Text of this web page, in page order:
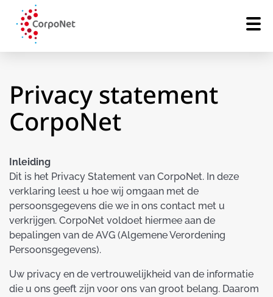
Privacy statement
CorpoNet
Inleiding
Dit is het Privacy Statement van CorpoNet. In deze
verklaring leest u hoe wij omgaan met de
persoonsgegevens die we in ons contact met u
verkrijgen. CorpoNet voldoet hiermee aan de
bepalingen van de AVG (Algemene Verordening
Persoonsgegevens).
Uw privacy en de vertrouwelijkheid van de informatie
die u ons geeft zijn voor ons van groot belang. Daarom